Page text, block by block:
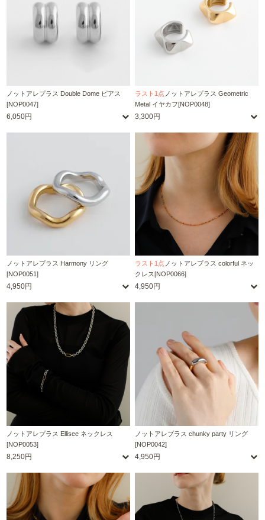
ノットアレプラス Double Dome ピアス
[NOP0047]
6,050円
ラスト1点 ノットアレプラス Geometric
Metal イヤカフ[NOP0048]
3,300円
ノットアレプラス Harmony リング
[NOP0051]
4,950円
ラスト1点 ノットアレプラス colorful ネッ
クレス[NOP0066]
4,950円
ノットアレプラス Ellisee ネックレス
[NOP0053]
8,250円
ノットアレプラス chunky party リング
[NOP0042]
4,950円